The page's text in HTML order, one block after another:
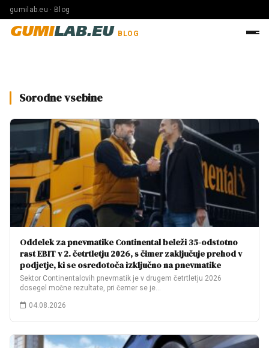
gumilab.eu · Blog
GUMILAB.EU BLOG
Sorodne vsebine
Oddelek za pnevmatike Continental beleži 35-odstotno
rast EBIT v 2. četrtletju 2026, s čimer zaključuje prehod v
podjetje, ki se osredotoča izključno na pnevmatike
Sektor Continentalovih pnevmatik je v drugem četrtletju 2026
dosegel močne rezultate, pri čemer se je…
04.08.2026